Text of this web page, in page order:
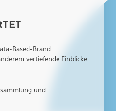
Based-Brand
vertiefende Einblicke
und